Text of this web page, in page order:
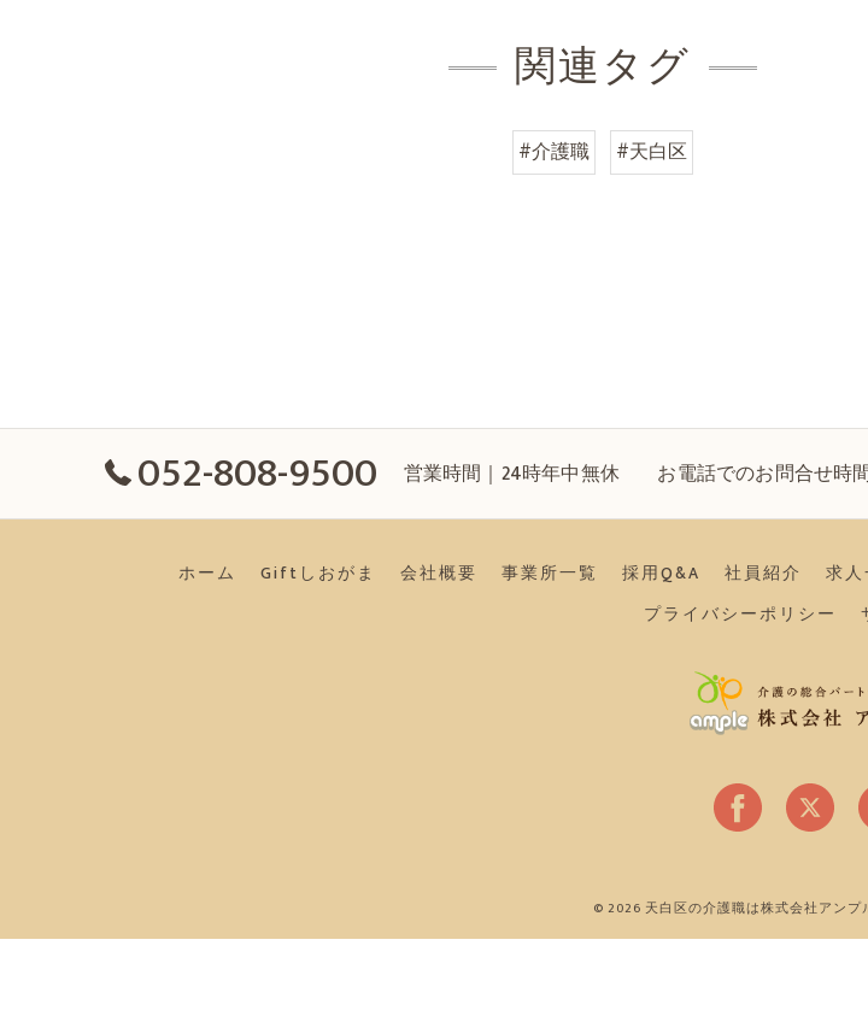
関連タグ
#介護職 #天白区
052-808-9500 営業時間｜24時年中無休 お電話でのお問合せ時間
ホーム Giftしおがま 会社概要 事業所一覧 採用Q&A 社員紹介 求人
プライバシーポリシー
© 2026 天白区の介護職は株式会社アンプル